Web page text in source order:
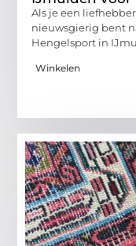
Als je een
nieuwsgierig bent
Hengelsport in
Winkelen